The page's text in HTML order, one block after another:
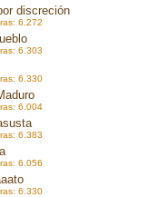
discreción
6.272
6.303
6.330
6.004
6.383
6.056
6.330